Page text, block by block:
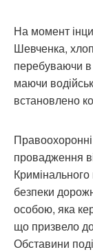
На момент
Шевченка,
перебуваючи в
маючи
встановлено
провадження
безпеки
особою, яка
що призвело
Обставини